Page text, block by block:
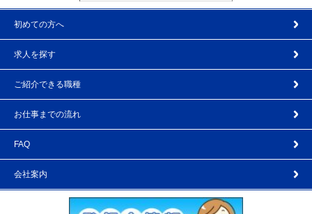
初めての方へ
求人を探す
ご紹介できる職種
お仕事までの流れ
FAQ
会社案内